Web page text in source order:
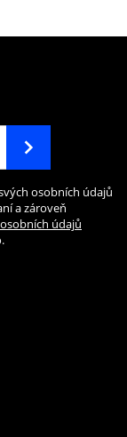
osobních údajů
a zároveň
údajů